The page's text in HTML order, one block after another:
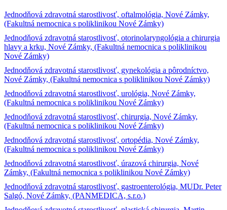
Jednodňová zdravotná starostlivosť, oftalmológia, Nové Zámky,
(Fakultná nemocnica s poliklinikou Nové Zámky)
Jednodňová zdravotná starostlivosť, otorinolaryngológia a chirurgia
hlavy a krku, Nové Zámky, (Fakultná nemocnica s poliklinikou
Nové Zámky)
Jednodňová zdravotná starostlivosť, gynekológia a pôrodníctvo,
Nové Zámky, (Fakultná nemocnica s poliklinikou Nové Zámky)
Jednodňová zdravotná starostlivosť, urológia, Nové Zámky,
(Fakultná nemocnica s poliklinikou Nové Zámky)
Jednodňová zdravotná starostlivosť, chirurgia, Nové Zámky,
(Fakultná nemocnica s poliklinikou Nové Zámky)
Jednodňová zdravotná starostlivosť, ortopédia, Nové Zámky,
(Fakultná nemocnica s poliklinikou Nové Zámky)
Jednodňová zdravotná starostlivosť, úrazová chirurgia, Nové
Zámky, (Fakultná nemocnica s poliklinikou Nové Zámky)
Jednodňová zdravotná starostlivosť, gastroenterológia, MUDr. Peter
Salgó, Nové Zámky, (PANMEDICA, s.r.o.)